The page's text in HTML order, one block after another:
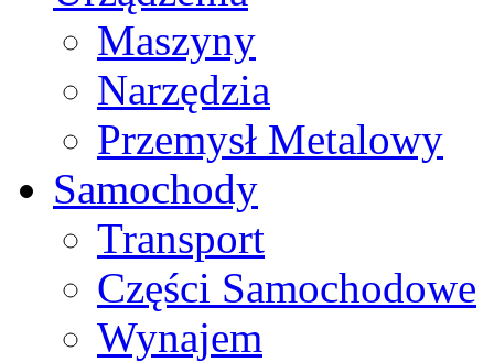
Maszyny
Narzędzia
Przemysł Metalowy
Samochody
Transport
Części Samochodowe
Wynajem